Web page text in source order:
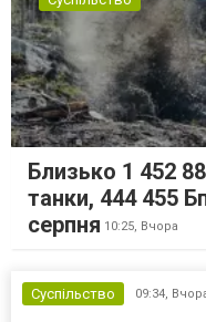
Близько 1 452
танки, 444 455
серпня 10:25, Вчора
Суспільство 09:34,